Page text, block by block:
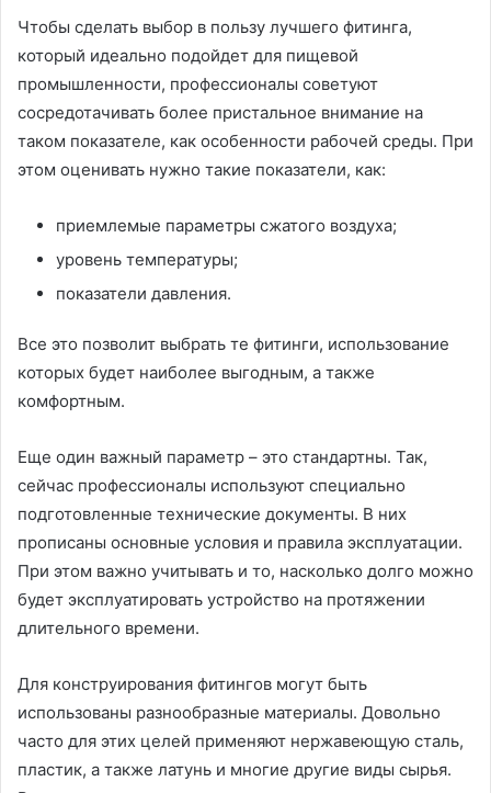
Чтобы сделать выбор в пользу лучшего фитинга,
который идеально подойдет для пищевой
промышленности, профессионалы советуют
сосредотачивать более пристальное внимание на
таком показателе, как особенности рабочей среды. При
этом оценивать нужно такие показатели, как:
приемлемые параметры сжатого воздуха;
уровень температуры;
показатели давления.
Все это позволит выбрать те фитинги, использование
которых будет наиболее выгодным, а также
комфортным.
Еще один важный параметр – это стандартны. Так,
сейчас профессионалы используют специально
подготовленные технические документы. В них
прописаны основные условия и правила эксплуатации.
При этом важно учитывать и то, насколько долго можно
будет эксплуатировать устройство на протяжении
длительного времени.
Для конструирования фитингов могут быть
использованы разнообразные материалы. Довольно
часто для этих целей применяют нержавеющую сталь,
пластик, а также латунь и многие другие виды сырья.